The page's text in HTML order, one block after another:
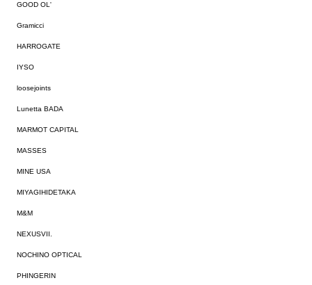
GOOD OL'
Gramicci
HARROGATE
IYSO
loosejoints
Lunetta BADA
MARMOT CAPITAL
MASSES
MINE USA
MIYAGIHIDETAKA
M&M
NEXUSVII.
NOCHINO OPTICAL
PHINGERIN